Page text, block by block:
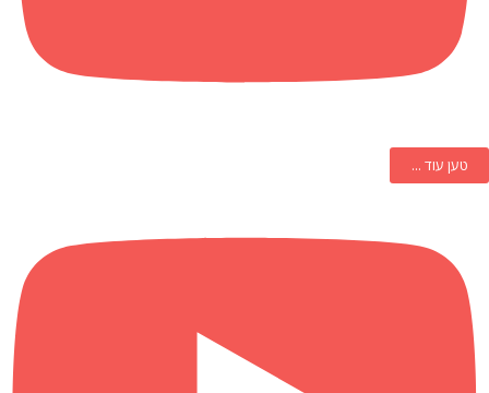
טען עוד ...